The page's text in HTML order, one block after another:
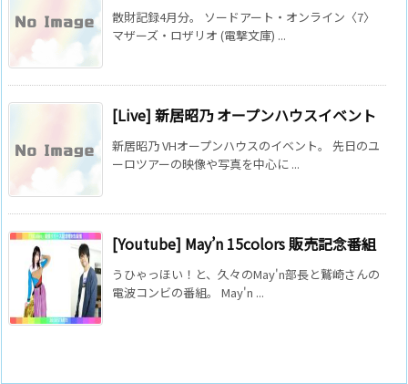
散財記録4月分。 ソードアート・オンライン〈7〉
マザーズ・ロザリオ (電撃文庫) ...
[Live] 新居昭乃 オープンハウスイベント
新居昭乃 VHオープンハウスのイベント。 先日のユ
ーロツアーの映像や写真を中心に ...
[Youtube] May’n 15colors 販売記念番組
うひゃっほい！と、久々のMay'n部長と鷲崎さんの
電波コンビの番組。 May'n ...